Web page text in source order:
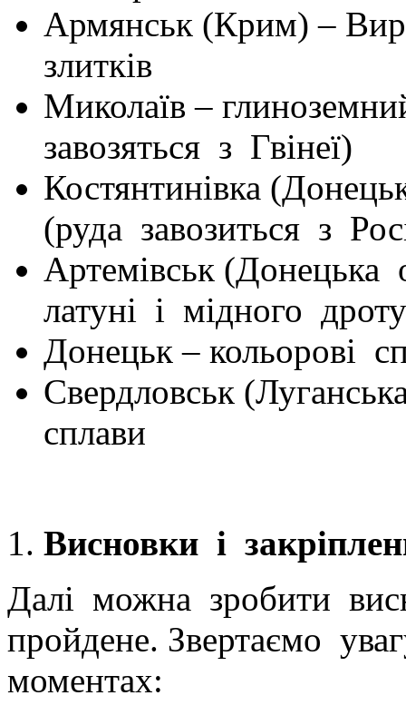
Армянськ (Крим) –
злитків
Миколаїв –
завозяться з Гвінеї)
Костянтинівка
(руда завозиться з
Артемівськ
латуні і мідного дроту
Донецьк – кольорові
Свердловськ
сплави
Висновки і
Далі можна зробити
пройдене. Звертаємо
моментах: